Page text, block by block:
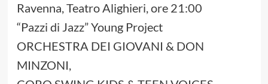
Ravenna, Teatro Alighieri, ore 21:00
“Pazzi di Jazz” Young Project
ORCHESTRA DEI GIOVANI & DON
MINZONI,